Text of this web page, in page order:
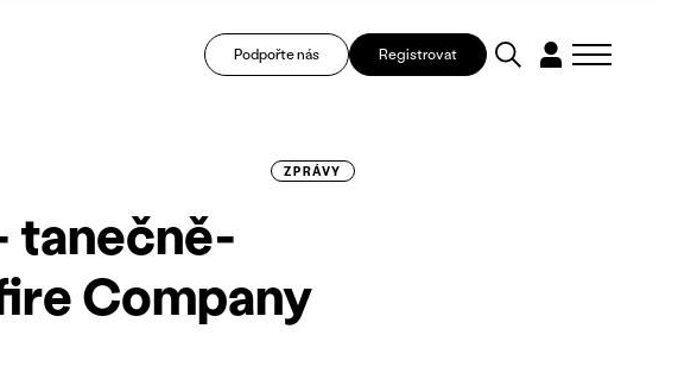
Podpořte nás Registrovat
ZPRÁVY
tanečně-
Company